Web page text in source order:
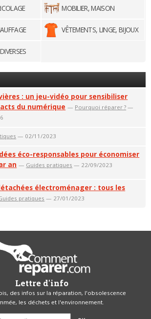
MOBILIER, MAISON
VÊTEMENTS, LINGE, BIJOUX
: un jeu-vidéo pour sensibiliser
du numérique — Pourquoi réparer ? —
— 02/11/2023
éco-responsables pour économiser
an — Guides pratiques — 22/09/2023
électroménager : tous les
pratiques — 27/01/2023
Lettre d'info
des infos sur la réparation, l'obsolescence
les déchets et l'environnement.